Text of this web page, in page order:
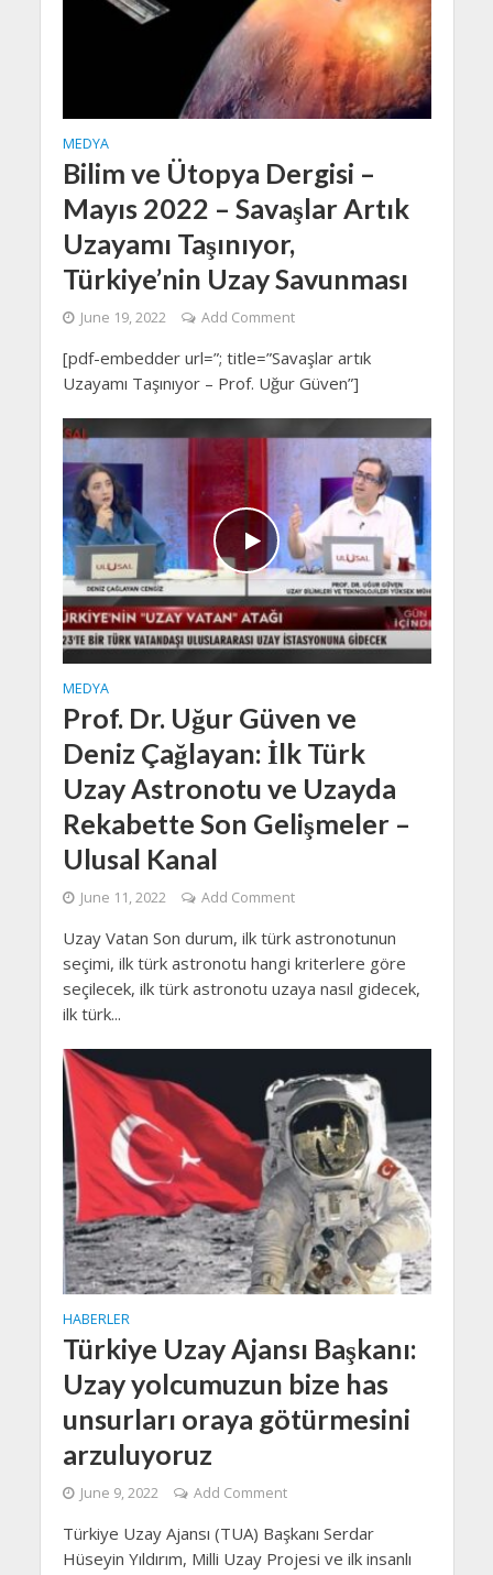
MEDYA
Bilim ve Ütopya Dergisi –
Mayıs 2022 – Savaşlar Artık
Uzayamı Taşınıyor,
Türkiye’nin Uzay Savunması
June 19, 2022 Add Comment
[pdf-embedder url=”; title=”Savaşlar artık
Uzayamı Taşınıyor – Prof. Uğur Güven”]
MEDYA
Prof. Dr. Uğur Güven ve
Deniz Çağlayan: İlk Türk
Uzay Astronotu ve Uzayda
Rekabette Son Gelişmeler –
Ulusal Kanal
June 11, 2022 Add Comment
Uzay Vatan Son durum, ilk türk astronotunun
seçimi, ilk türk astronotu hangi kriterlere göre
seçilecek, ilk türk astronotu uzaya nasıl gidecek,
ilk türk...
HABERLER
Türkiye Uzay Ajansı Başkanı:
Uzay yolcumuzun bize has
unsurları oraya götürmesini
arzuluyoruz
June 9, 2022 Add Comment
Türkiye Uzay Ajansı (TUA) Başkanı Serdar
Hüseyin Yıldırım, Milli Uzay Projesi ve ilk insanlı